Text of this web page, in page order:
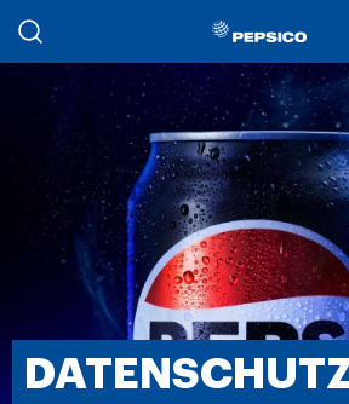
Skip to main content